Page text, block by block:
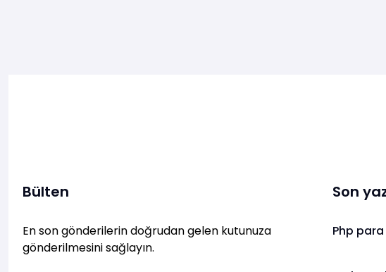
Bülten
En son gönderilerin doğrudan gelen kutunuza
gönderilmesini sağlayın.
Son
Php